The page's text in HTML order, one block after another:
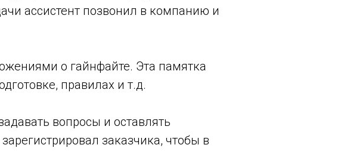
ассистент позвонил в компанию и
о гайнфайте. Эта памятка
правилах и т.д.
вопросы и оставлять
заказчика, чтобы в